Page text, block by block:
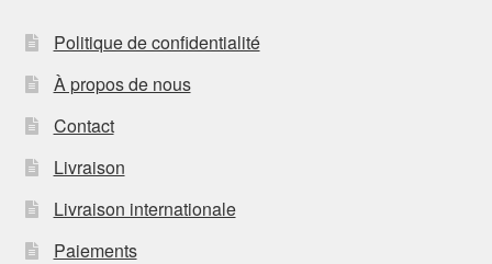
Politique de confidentialité
À propos de nous
Contact
Livraison
Livraison internationale
Paiements